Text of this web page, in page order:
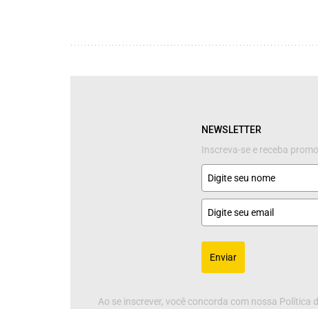
NEWSLETTER
Inscreva-se e receba
Enviar
Ao se inscrever, você concorda com nossa Política